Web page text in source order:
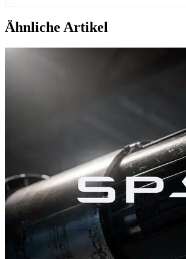
Ähnliche Artikel